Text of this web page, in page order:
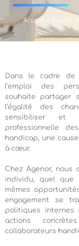
Accueil > Agenor,
Dans le cadre de
l’emploi des
souhaite partager
l’égalité des
sensibiliser et
professionnelle
handicap, une
à cœur.
Chez Agenor, nous
individu, quel que
mêmes
engagement se
politiques internes
actions
collaborateurs